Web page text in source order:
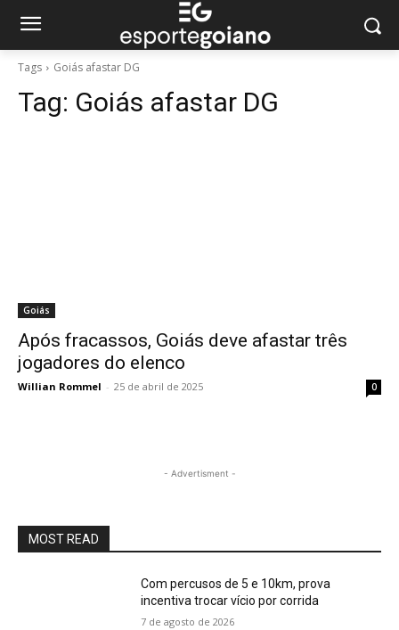
Tags Goiás afastar DG
Tag: Goiás afastar DG
Goiás
Após fracassos, Goiás deve afastar três
jogadores do elenco
Willian Rommel - 25 de abril de 2025 0
- Advertisment -
MOST READ
Com percusos de 5 e 10km, prova
incentiva trocar vício por corrida
7 de agosto de 2026